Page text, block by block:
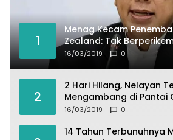
1
Menag Kecam
Zealand: Tak
16/03/2019 0
2
2 Hari Hilang, Nelayan
Mengambang di Pantai
16/03/2019 0
14 Tahun Terbunuhnya